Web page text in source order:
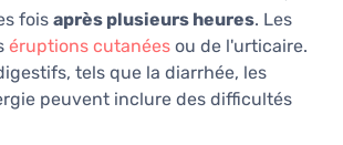
fois après plusieurs heures. Les
éruptions cutanées ou de l'urticaire.
tels que la diarrhée, les
peuvent inclure des difficultés